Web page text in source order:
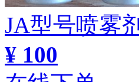
JA型号喷雾
¥ 100